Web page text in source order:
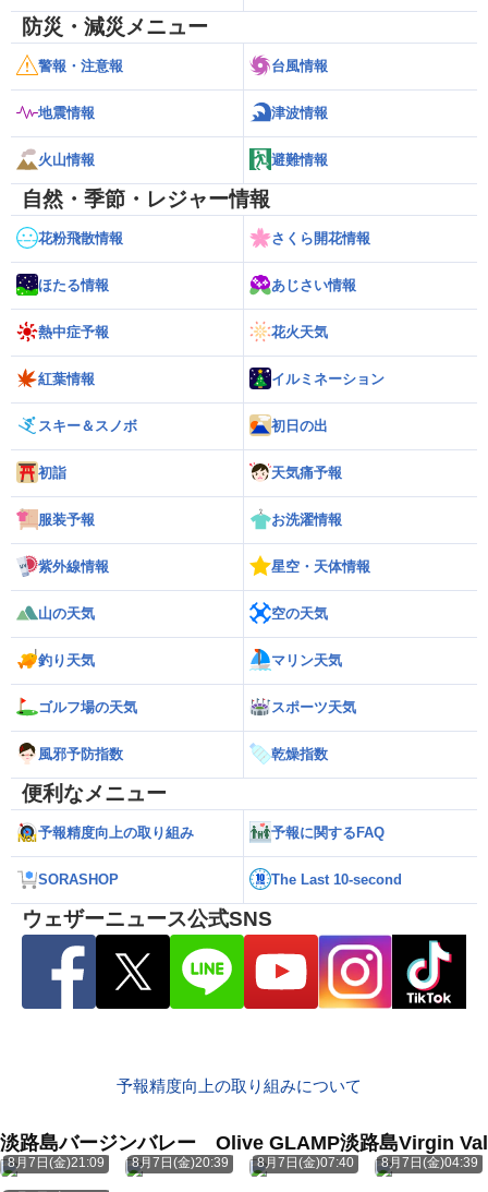
防災・減災メニュー
警報・注意報 台風情報
地震情報 津波情報
火山情報 避難情報
自然・季節・レジャー情報
花粉飛散情報 さくら開花情報
ほたる情報 あじさい情報
熱中症予報 花火天気
紅葉情報 イルミネーション
スキー＆スノボ 初日の出
初詣 天気痛予報
服装予報 お洗濯情報
紫外線情報 星空・天体情報
山の天気 空の天気
釣り天気 マリン天気
ゴルフ場の天気 スポーツ天気
風邪予防指数 乾燥指数
便利なメニュー
予報精度向上の取り組み 予報に関するFAQ
SORASHOP The Last 10-second
ウェザーニュース公式SNS
予報精度向上の取り組みについて
淡路島バージンバレー Olive GLAMP淡路島Virgin
8月7日(金)21:09 8月7日(金)20:39 8月7日(金)07:40 8月7日(金)04:39